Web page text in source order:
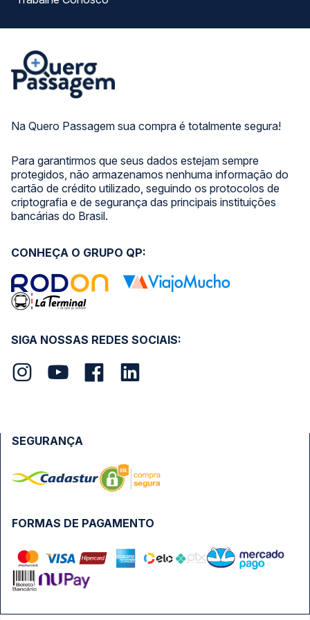
Na Quero Passagem sua compra é totalmente segura!
Para garantirmos que seus dados estejam sempre
protegidos, não armazenamos nenhuma informação do
cartão de crédito utilizado, seguindo os protocolos de
criptografia e de segurança das principais instituições
bancárias do Brasil.
SIGA NOSSAS REDES SOCIAIS:
CONHEÇA O GRUPO QP:
FORMAS DE PAGAMENTO
SEGURANÇA